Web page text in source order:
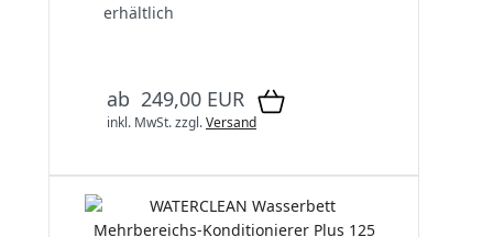
erhältlich
ab 249,00 EUR
inkl. MwSt.zzgl.Versand